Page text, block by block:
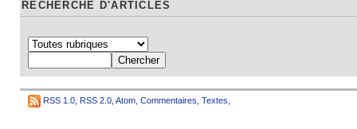
RECHERCHE D'ARTICLES
RSS 1.0 RSS 2.0 Atom Commentaires Textes